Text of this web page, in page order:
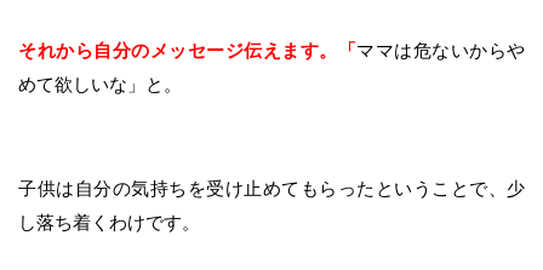
それから自分のメッセージ伝えます。「 ママは危ないからや
めて欲しいな」と。
子供は自分の気持ちを受け止めてもらったということで、少
し落ち着くわけです。